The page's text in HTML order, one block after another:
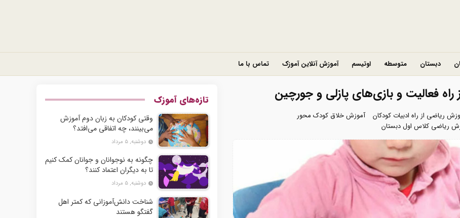
دبستان متوسطه اوتیسم آموزش آنلاین آموزک تماس با ما
فعالیت و بازی‌های پازلی و جورچین
ریاضی از راه ادبیات کودکان
آموزش خلاق کودک محور
ریاضی کلاس اول دبستان
تازه‌های آموزک
وقتی کودکان به زبان دوم آموزش
می‌بینند، چه اتفاقی می‌افتد؟
دوشنبه, ۵ مرداد
چگونه به نوجوانان و جوانان کمک کنیم
تا به دیگران اعتماد کنند؟
دوشنبه, ۵ مرداد
شناخت دانش‌آموزانی که کمتر اهل
گفتگو هستند